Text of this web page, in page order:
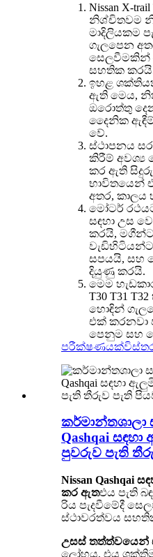
Nissan X-
නිශ්චිතවම
මාදිලියකම
ගැලපෙන
සෙලවීමකින්
සහතික
ඉහළ ශක්තියක්
ඇති මෙය,
ඔරොත්තු
දෛනික ඇඳීම්
වේ.
ස්ථාපනය
කිරීම් අවශ්‍ය
කර ඇති
භාවිතයෙන්
අතර, කාලය
මෝටර්
සඳහා උස
කරයි,
සපයයි, සහ
දියුණු කරයි.
මෙම
T30 T31
හොඳින්
එක්
පෙනුම සහ
පරීක්ෂණයක්
කර්මාන්තශාලා
Qashqai
පුවරුව පැති
Nissan Qashqai
කර ඇතඑය පැති
රිය පැදවීමේදී
ස්ථාවරත්වය
උසස් තත්ත්වයෙන්
ලෝහය, එය